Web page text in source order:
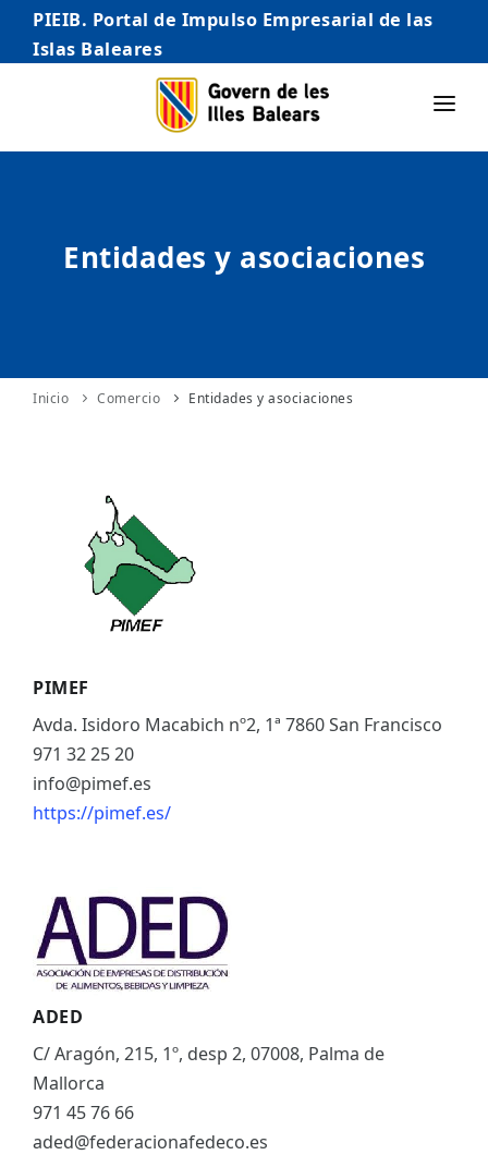
PIEIB. Portal de Impulso Empresarial de las
Islas Baleares
INICIO
AUTÓNOMO/AUTÓNOMA
INTERNACIONALIZACIÓN
Entidades y asociaciones
Inicio Comercio Entidades y asociaciones
PIMEF
Avda. Isidoro Macabich nº2, 1ª 7860 San Francisco
971 32 25 20
info@pimef.es
https://pimef.es/
ADED
C/ Aragón, 215, 1º, desp 2, 07008, Palma de
Mallorca
971 45 76 66
aded@federacionafedeco.es